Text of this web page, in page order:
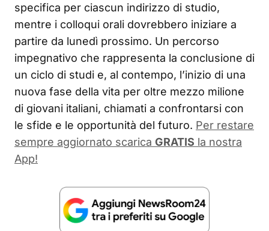
specifica per ciascun indirizzo di studio,
mentre i colloqui orali dovrebbero iniziare a
partire da lunedì prossimo. Un percorso
impegnativo che rappresenta la conclusione di
un ciclo di studi e, al contempo, l’inizio di una
nuova fase della vita per oltre mezzo milione
di giovani italiani, chiamati a confrontarsi con
le sfide e le opportunità del futuro. Per restare
sempre aggiornato scarica GRATIS la nostra
App!